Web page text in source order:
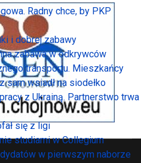
Radny chce, by PKP
i dobrej zabawy
zabawa w odkrywców
transportu. Mieszkańcy
sam wsiadł na siodełko
z Ukrainą. Partnerstwo trwa
się z ligi
studiami w Collegium
w pierwszym naborze